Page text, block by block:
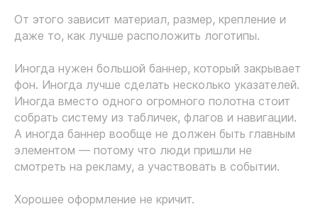
От этого зависит материал, размер, крепление и
даже то, как лучше расположить логотипы.
Иногда нужен большой баннер, который закрывает
фон. Иногда лучше сделать несколько указателей.
Иногда вместо одного огромного полотна стоит
собрать систему из табличек, флагов и навигации.
А иногда баннер вообще не должен быть главным
элементом — потому что люди пришли не
смотреть на рекламу, а участвовать в событии.
Хорошее оформление не кричит.